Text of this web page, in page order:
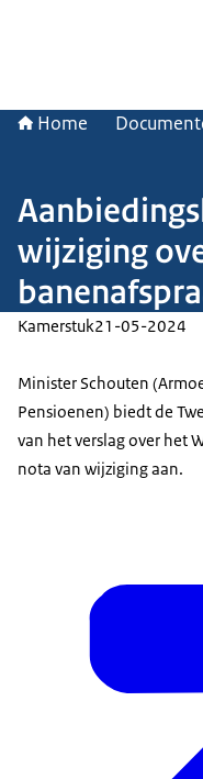
Home
wijziging
Kamerstuk21-05-2024
Minister Schouten
Pensioenen) biedt de
van het verslag over het
nota van wijziging aan.